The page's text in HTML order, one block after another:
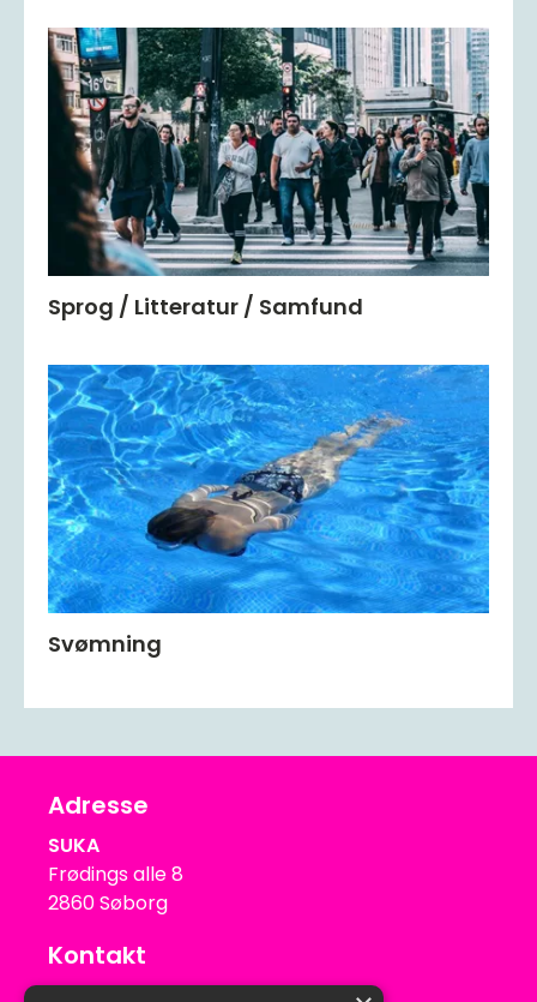
Sprog / Litteratur / Samfund
Svømning
Adresse
SUKA
Frødings alle 8
2860 Søborg
Kontakt